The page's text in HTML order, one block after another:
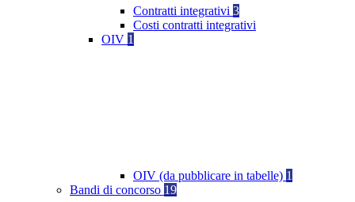
Contratti integrativi 3
Costi contratti integrativi
OIV 1
OIV (da pubblicare in tabelle) 1
Bandi di concorso 19